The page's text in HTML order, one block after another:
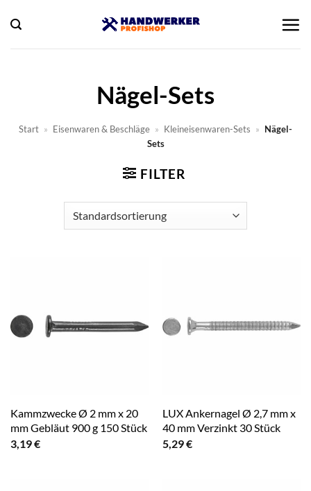
Inhalt
springen
Nägel-Sets
Start » Eisenwaren & Beschläge » Kleineisenwaren-Sets » Nägel-
Sets
FILTER
Kammzwecke Ø 2 mm x 20
mm Gebläut 900 g 150 Stück
3,19€
LUX Ankernagel Ø 2,7 mm x
40 mm Verzinkt 30 Stück
5,29€